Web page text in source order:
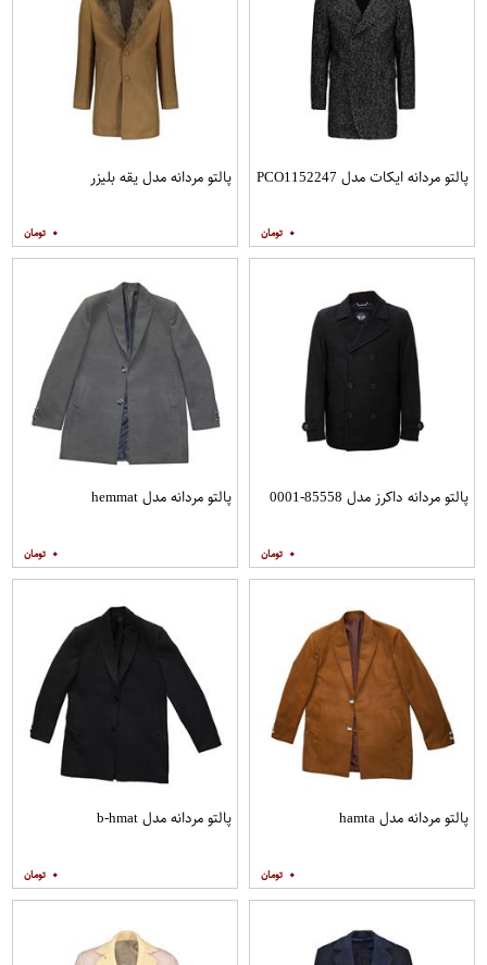
پالتو مردانه ایکات مدل PCO1152247
۰
پالتو مردانه مدل یقه بلیزر
۰
پالتو مردانه داکرز مدل 85558-0001
۰
پالتو مردانه مدل hemmat
۰
پالتو مردانه مدل hamta
۰
پالتو مردانه مدل b-hmat
۰